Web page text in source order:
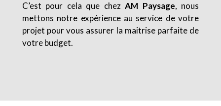
C’est pour cela que chezAM Paysage, nous
mettons notre expérience au service de votre
projet pour vous assurer la maitrise parfaite de
votre budget.